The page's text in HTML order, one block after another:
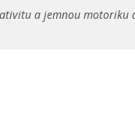
a jemnou motoriku